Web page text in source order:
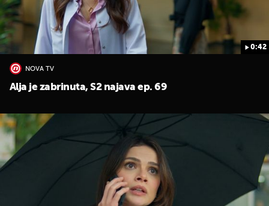
0:42
NOVA TV
Alja je zabrinuta, S2 najava ep. 69